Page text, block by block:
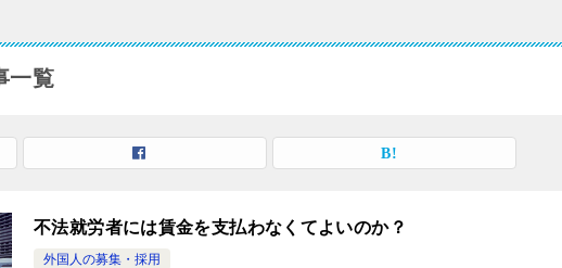
一覧
不法就労者には賃金を支払わなくてよいのか？
外国人の募集・採用